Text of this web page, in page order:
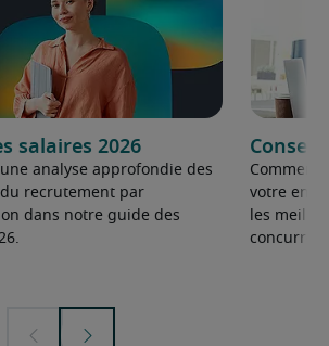
salaires 2026
analyse approfondie des
recrutement par
dans notre guide des
Comment
votre
les